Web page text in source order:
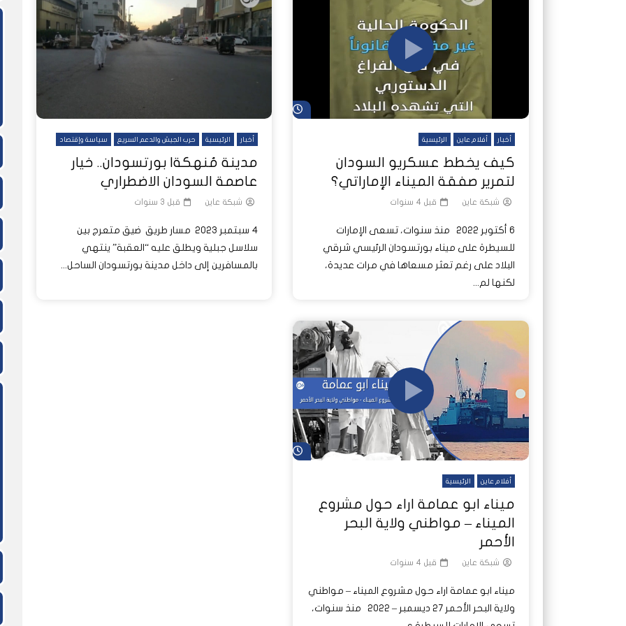
شاهد لاحقاً
عملتان وتطبيق مصرفي واحد.. كيف
تشظى النظام المصرفي في حرب
نشرة أخبار عاين الأسبوعية
شاهد لاحقاً
عملتان وتطبيق مصرفي واحد.. كيف
تشظى النظام المصرفي في حرب
شاهد لاحقاً
جروحٌ لا تُرى.. حرب السودان تمتد إلى
أخبار أفلام عاين الرئيسية
كيف يخطط عسكريو السودان
لتمرير صفقة الميناء الإماراتي؟
شبكة عاين قبل 4 سنوات
6 أكتوبر 2022 منذ سنوات، تسعى الإمارات
للسيطرة على ميناء بورتسودان الرئيسي شرقي
البلاد على رغم تعثر مسعاها في مرات عديدة،
لكنها لم...
أخبار الرئيسية حرب الجيش والدعم السريع سياسة وإقتصاد
مدينة مُنهكة| بورتسودان.. خيار
عاصمة السودان الاضطراري
شبكة عاين قبل 3 سنوات
4 سبتمبر 2023 مسار طريق ضيق متعرج بين
سلاسل جبلية ويطلق عليه “العقبة” ينتهي
بالمسافرين إلى داخل مدينة بورتسودان الساحل...
أفلام عاين الرئيسية
ميناء ابو عمامة اراء حول مشروع
الميناء – مواطني ولاية البحر
الأحمر
شبكة عاين قبل 4 سنوات
ميناء ابو عمامة اراء حول مشروع الميناء – مواطني
ولاية البحر الأحمر 27 ديسمبر – 2022 منذ سنوات،